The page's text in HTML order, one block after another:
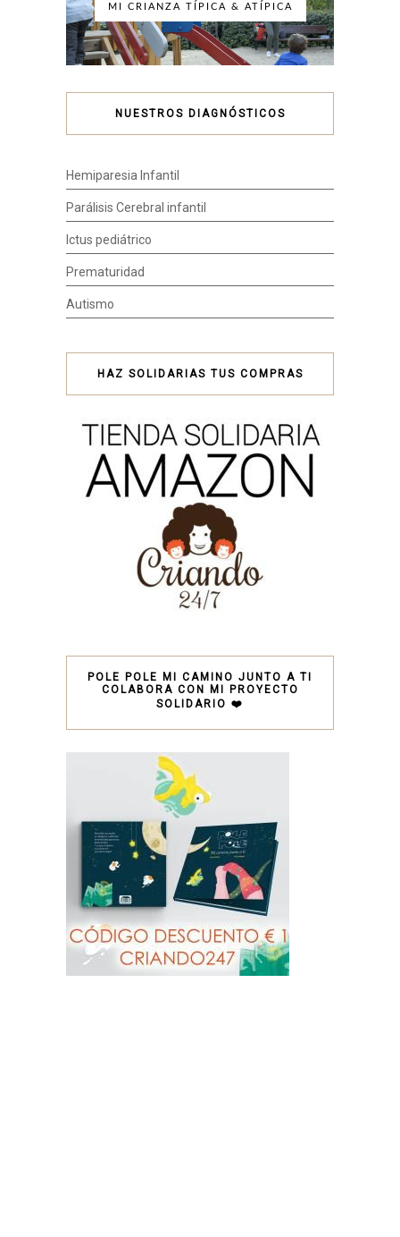
MI CRIANZA TÍPICA & ATÍPICA
NUESTROS DIAGNÓSTICOS
Hemiparesia Infantil
Parálisis Cerebral infantil
Ictus pediátrico
Prematuridad
Autismo
HAZ SOLIDARIAS TUS COMPRAS
POLE POLE MI CAMINO JUNTO A TI
COLABORA CON MI PROYECTO
SOLIDARIO ❤️